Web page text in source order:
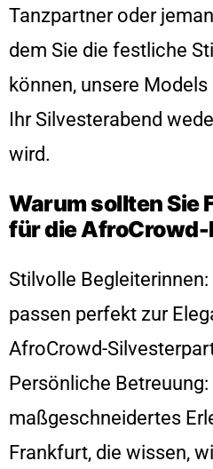
Tanzpartner oder
dem Sie die festliche
können, unsere
Ihr Silvesterabend
wird.
Warum sollten Sie
für die
Stilvolle
passen perfekt zur
AfroCrowd-
Persönliche
maßgeschneidertes
Frankfurt, die wissen,